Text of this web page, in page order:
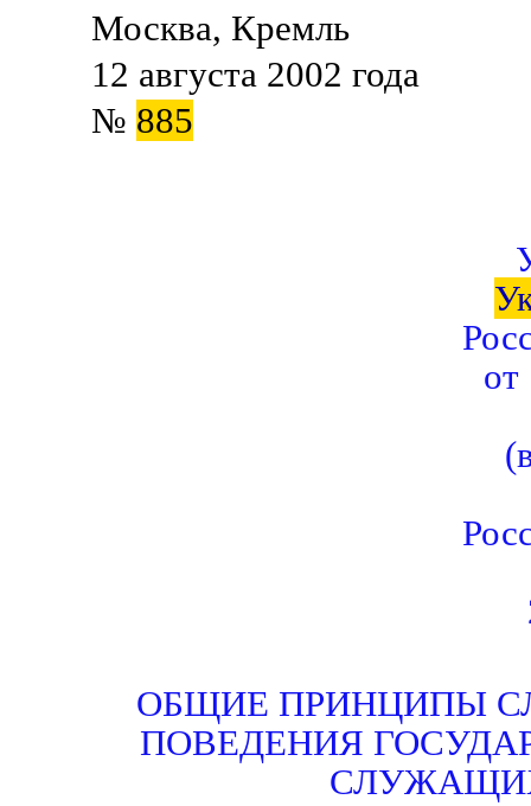
Москва, Кремль
12 августа 2002 года
№ 885
от
ОБЩИЕ ПРИНЦИПЫ
ПОВЕДЕНИЯ